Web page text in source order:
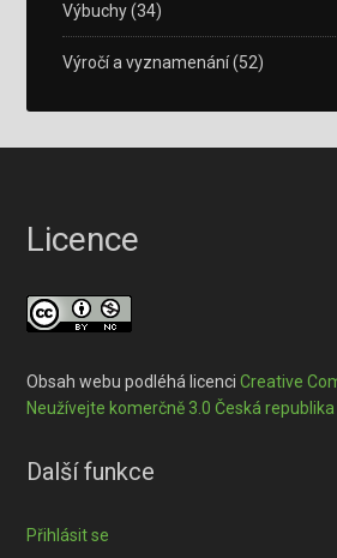
Výbuchy(34)
Výročí a vyznamenání(52)
Licence
Obsah webu podléhá licenciCreative
Neužívejte komerčně 3.0 Česká republika
Další funkce
Přihlásit se